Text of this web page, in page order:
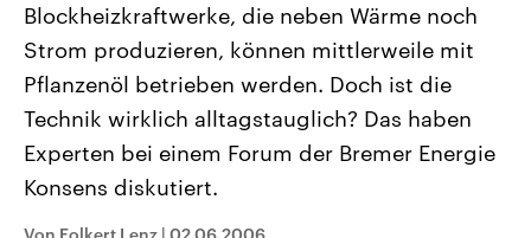
Landtagswahl Sachsen-Anhalt
Alle Informationen
Sachsen-Anhalt wählt am 6.
September 2026 einen neuen
Landtag. Seit 2021 wird das
Bundesland von einer Koalition aus
CDU, SPD und FDP regiert.-
Umfragen, Prognosen,
Wahlprogramme, aktuelle Berichte
und Kandidaten der anstehenden
USA
Aktuelle Beiträge,
Hintergründe
Wirtschaftlich und
gehören die Vereinigten
den mächtigsten Ländern
mit großem Einfluss auf
aktuelle Weltgeschehen.
Blockheizkraftwerke, die neben Wärme noch
Strom produzieren, können mittlerweile mit
Pflanzenöl betrieben werden. Doch ist die
Technik wirklich alltagstauglich? Das haben
Experten bei einem Forum der Bremer Energie
Konsens diskutiert.
Von Folkert Lenz | 02.06.2006